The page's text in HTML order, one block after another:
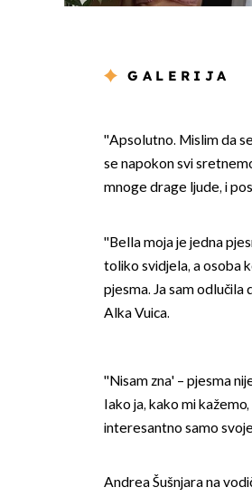
GALERIJA
''Apsolutno. Mislim da
se napokon svi
mnoge drage ljude, i
''Bella moja je jedna
toliko svidjela, a osoba
pjesma. Ja sam odlučila
Alka Vuica.
''Nisam zna' – pjesma
Iako ja, kako mi
interesantno samo
Andrea Šušnjara na